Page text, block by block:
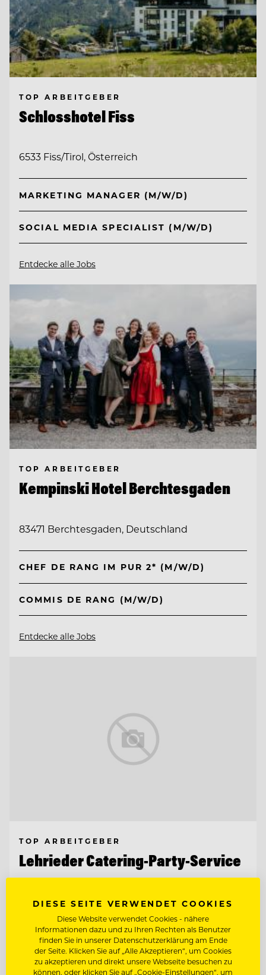
TOP ARBEITGEBER
Schlosshotel Fiss
6533 Fiss/Tirol, Österreich
MARKETING MANAGER (M/W/D)
SOCIAL MEDIA SPECIALIST (M/W/D)
Entdecke alle Jobs
TOP ARBEITGEBER
Kempinski Hotel Berchtesgaden
83471 Berchtesgaden, Deutschland
CHEF DE RANG IM PUR 2* (M/W/D)
COMMIS DE RANG (M/W/D)
Entdecke alle Jobs
TOP ARBEITGEBER
Lehrieder Catering-Party-Service
90471 Nürnberg - Südoststadt , Deutschland
HEAD OF SALES (M/W/D)
COMMIS DE CUISINE (M/W/D)
DIESE SEITE VERWENDET COOKIES
Diese Website verwendet Cookies - nähere
Informationen dazu und zu Ihren Rechten als Benutzer
finden Sie in unserer Datenschutzerklärung am Ende
der Seite. Klicken Sie auf „Alle Akzeptieren“, um Cookies
zu akzeptieren und direkt unsere Webseite besuchen zu
können, oder klicken Sie auf „Cookie-Einstellungen“, um